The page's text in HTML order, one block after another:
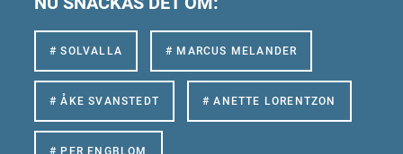
# SOLVALLA # MARCUS MELANDER
# ÅKE SVANSTEDT # ANETTE LORENTZON
# PER ENGBLOM